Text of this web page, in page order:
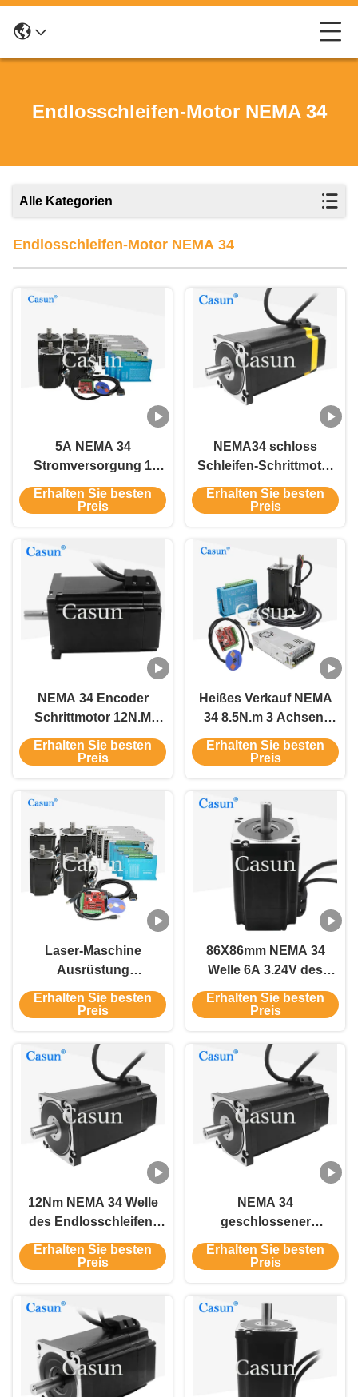
Endlosschleifen-Motor NEMA 34
Alle Kategorien
Endlosschleifen-Motor NEMA 34
5A NEMA 34
Stromversorgung 1
Mach3 der
Endlosschleifen-
Ausrüstungs-4 des
Motor4 des Fahrer-4
Erhalten Sie besten
Preis
NEMA34 schloss
Schleifen-Schrittmotor
86X86mm 8.5Nm 3.24V
DC 6A für CNC
Erhalten Sie besten
Preis
NEMA 34 Encoder
Schrittmotor 12N.M
Großes
Haltedrehmoment
Erhalten Sie besten
Preis
Heißes Verkauf NEMA
34 8.5N.m 3 Achsen-
Endlosschleifen-
Schrittmotor-
magnetischem Kodierer
für CNC-Maschinen
Erhalten Sie besten
Preis
Laser-Maschine
Ausrüstung
86x86x107mm 4.5N.M
Endlosschleifen-
P.S. Mach3 NEMA 34
Erhalten Sie besten
Preis
86X86mm NEMA 34
Welle 6A 3.24V des
Endlosschleifen-
Motorhbs86h 8.5Nm
Erhalten Sie besten
Preis
12Nm NEMA 34 Welle
des Endlosschleifen-
Motor-1000CPR 86 CNC
Schrittmotor-34mm
Erhalten Sie besten
Preis
NEMA 34
geschlossener
Schleifer-Hybrid-CNC-
Schrittmotor 12N.M
Erhalten Sie besten
Preis